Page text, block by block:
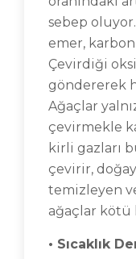
sebep
emer,
Çevirdiği
göndererek
Ağaçlar
çevirmekle
kirli gazları
çevirir,
temizleyen
ağaçlar kötü
• Sıcaklık